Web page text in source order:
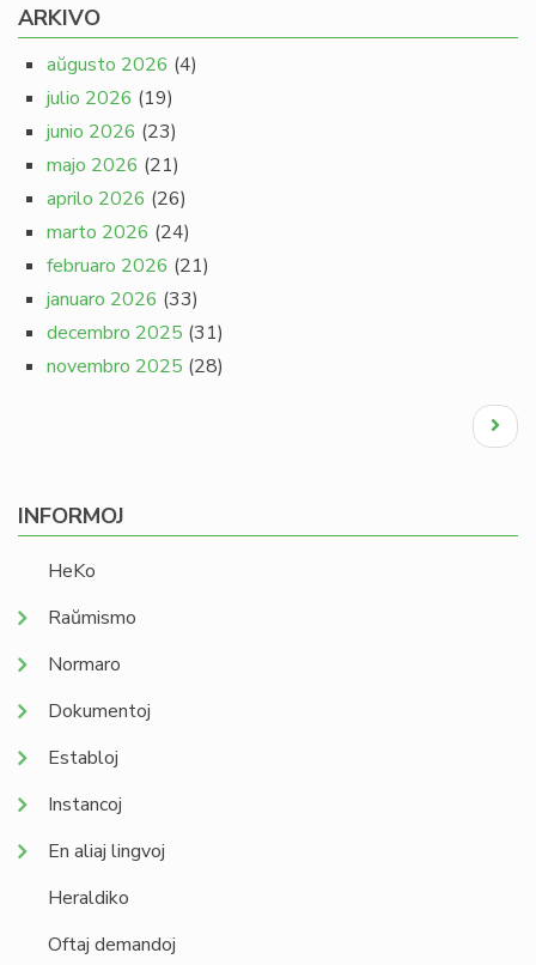
ARKIVO
aŭgusto 2026 (4)
julio 2026 (19)
junio 2026 (23)
majo 2026 (21)
aprilo 2026 (26)
marto 2026 (24)
februaro 2026 (21)
januaro 2026 (33)
decembro 2025 (31)
novembro 2025 (28)
Next
page
INFORMOJ
HeKo
Raŭmismo
Normaro
Dokumentoj
Establoj
Instancoj
En aliaj lingvoj
Heraldiko
Oftaj demandoj